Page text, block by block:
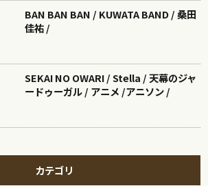
BAN BAN BAN / KUWATA BAND / 桑田
佳祐 /
SEKAI NO OWARI / Stella / 天幕のジャ
ードゥーガル / アニメ /アニソン /
カテゴリ